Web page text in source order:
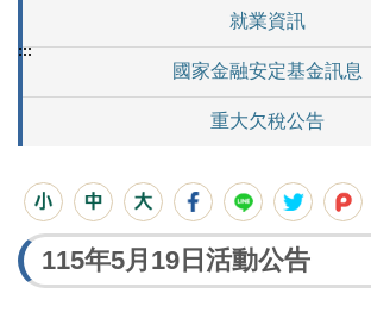
就業資訊
國家金融安定基金訊息
重大欠稅公告
:::
115年5月19日活動公告